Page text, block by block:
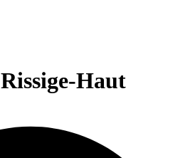
Rissige-Haut